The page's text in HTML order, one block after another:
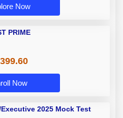
Now
PRIME
Now
2025 Mock Test